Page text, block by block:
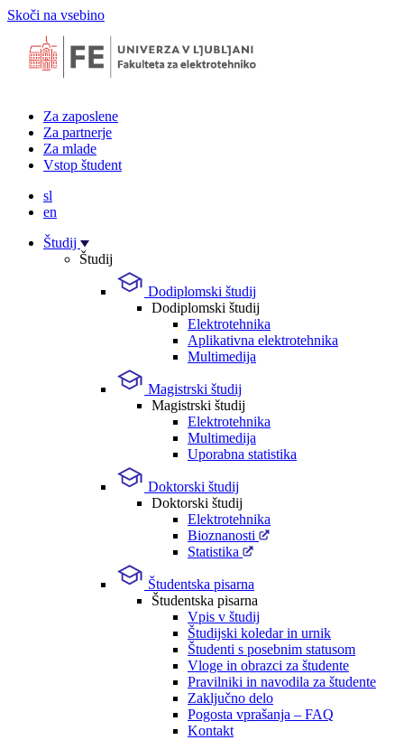
Skoči na vsebino
Za zaposlene
Za partnerje
Za mlade
Vstop študent
sl
en
Študij
Študij
Dodiplomski študij
Dodiplomski študij
Elektrotehnika
Aplikativna elektrotehnika
Multimedija
Magistrski študij
Magistrski študij
Elektrotehnika
Multimedija
Uporabna statistika
Doktorski študij
Doktorski študij
Elektrotehnika
Bioznanosti
Statistika
Študentska pisarna
Študentska pisarna
Vpis v študij
Študijski koledar in urnik
Študenti s posebnim statusom
Vloge in obrazci za študente
Pravilniki in navodila za študente
Zaključno delo
Pogosta vprašanja – FAQ
Kontakt